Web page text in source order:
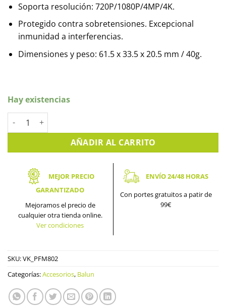
Soporta resolución: 720P/1080P/4MP/4K.
Protegido contra sobretensiones. Excepcional
inmunidad a interferencias.
Dimensiones y peso: 61.5 x 33.5 x 20.5 mm / 40g.
Hay existencias
Balun UTP (video+alimentación). VK_PFM802 cantidad
AÑADIR AL CARRITO
MEJOR PRECIO
GARANTIZADO
Mejoramos el precio de
cualquier otra tienda online.
Ver condiciones
ENVÍO 24/48 HORAS
Con portes gratuitos a patir de
99€
SKU:VK_PFM802
Categorías:Accesorios, Balun